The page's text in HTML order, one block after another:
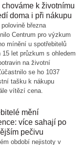
chováme k životnímu
doma i při nákupu
března
Centrum pro výzkum
mínění u spotřebitelů
let průzkum s ohledem
na životní
se ho 1037
tašku k nákupu
vítězí cena.
mění
více sahají po
pečivu
období nejistoty v